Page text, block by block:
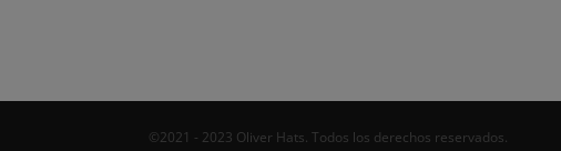
©2021 - 2023 Oliver Hats. Todos los derechos reservados.